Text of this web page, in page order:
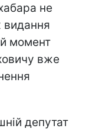
не
видання
момент
вже
депутат